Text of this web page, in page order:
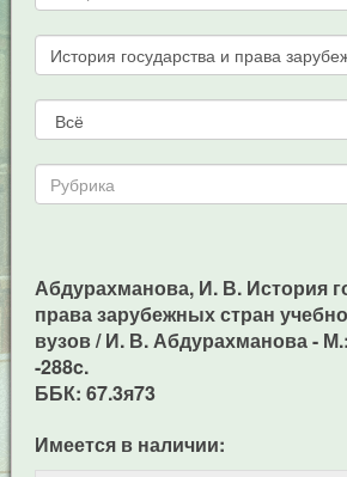
Абдурахманова, И. В. История
права зарубежных стран
вузов / И. В. Абдурахманова -
-288c.
ББК: 67.3я73
Имеется в наличии: